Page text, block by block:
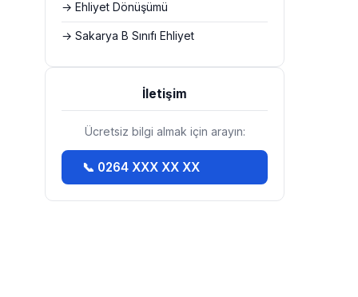
→ Ehliyet Dönüşümü
→ Sakarya B Sınıfı Ehliyet
İletişim
Ücretsiz bilgi almak için arayın:
📞 0264 XXX XX XX